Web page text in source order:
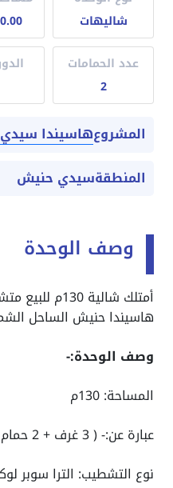
شاليهات
عدد الحمامات
2
المشروعهاسيندا
المنطقةسيدي حنيش
وصف الوحدة
أمتلك شالية
هاسيندا حنيش الساحل
وصف الوحدة:-
المساحة: 130م
عبارة عن:- ( 3 غرف + 2 حمام + تراس + ريسبشن + مطبخ )
نوع التشطيب: الترا سوبر